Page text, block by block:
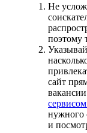
Не
поэтому
сайт
нужного
и